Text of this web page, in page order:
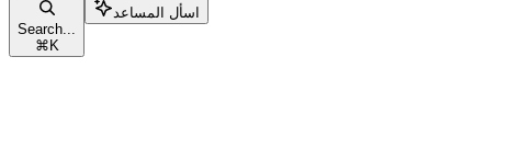
Search...
⌘ K
اسأل المساعد